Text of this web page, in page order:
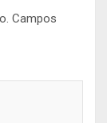
Campos